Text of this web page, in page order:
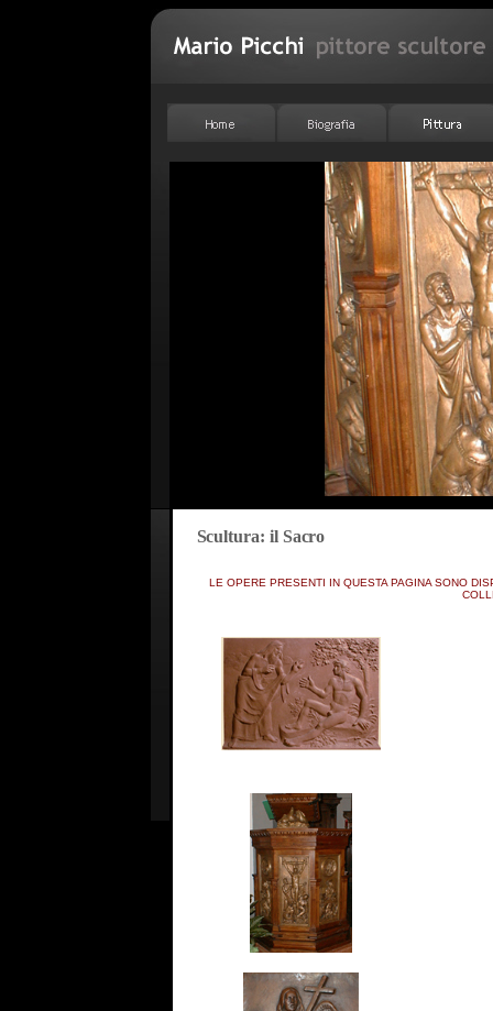
Scultura: il Sacro
LE OPERE PRESENTI IN QUESTA PAGINA SONO